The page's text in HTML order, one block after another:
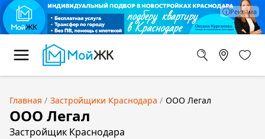
Главная Застройщики Краснодара ООО Легал
ООО Легал
Застройщик Краснодара